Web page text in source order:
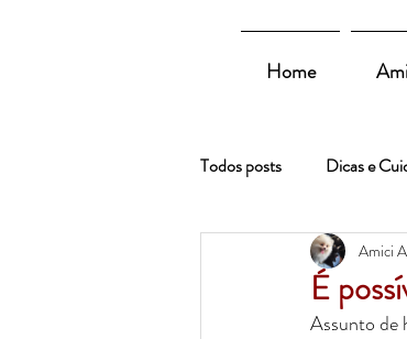
Home
Todos posts Dicas e
É
Amici
Assunto de